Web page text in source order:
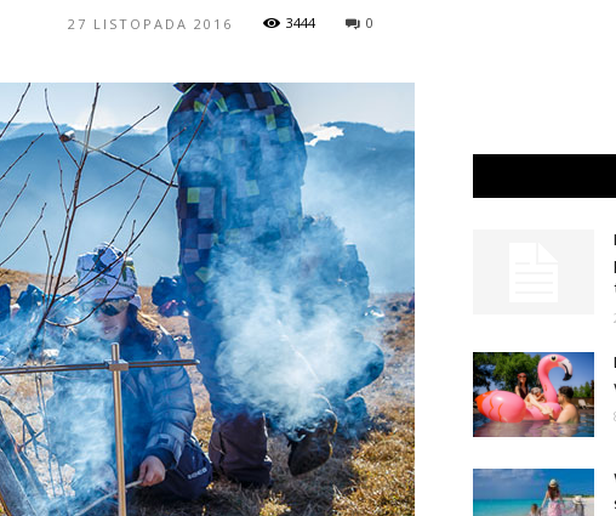
27 LISTOPADA 2016 3444 0